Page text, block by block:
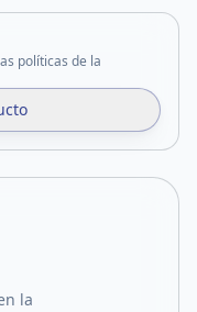
políticas de la
la